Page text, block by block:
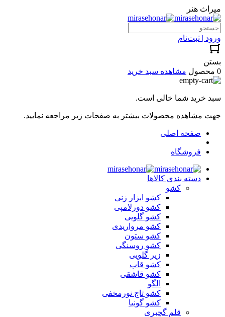
میراث هنر
ورود | ثبت‌نام
بستن
0 محصول
مشاهده سبد خرید
سبد خرید شما خالی است.
جهت مشاهده محصولات بیشتر به صفحات زیر مراجعه نمایید.
صفحه اصلی
فروشگاه
دسته بندی کالاها
کشو
کشو ابزار زنی
کشو دورلامپی
کشو گلویی
کشو مرواریدی
کشو ستون
کشو روسنگی
زیر گلویی
کشو قاب
کشو قاشقی
الگو
کشو تاج نورمخفی
کشو گونیا
قلم گچبری